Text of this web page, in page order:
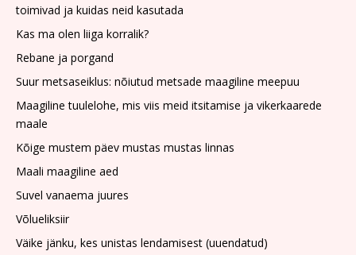
toimivad ja kuidas neid kasutada
Kas ma olen liiga korralik?
Rebane ja porgand
Suur metsaseiklus: nõiutud metsade maagiline meepuu
Maagiline tuulelohe, mis viis meid itsitamise ja vikerkaarede
maale
Kõige mustem päev mustas mustas linnas
Maali maagiline aed
Suvel vanaema juures
Võlueliksiir
Väike jänku, kes unistas lendamisest (uuendatud)